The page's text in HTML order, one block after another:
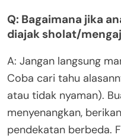
Q: Bagaimana jika
diajak sholat/
A: Jangan langsung
Coba cari tahu
atau tidak nyaman).
menyenangkan,
pendekatan berbeda.